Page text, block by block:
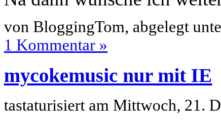
von BloggingTom, abgelegt
1 Kommentar »
mycokemusic nur mit IE
tastaturisiert am Mittwoch, 21.